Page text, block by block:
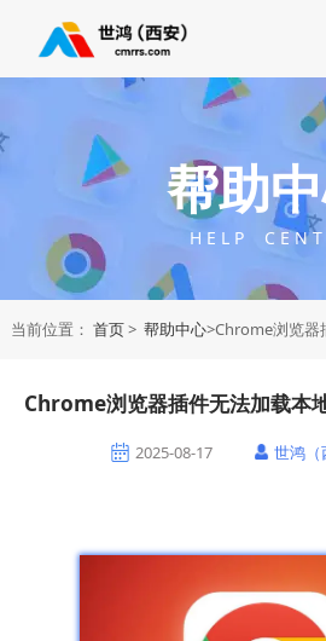
帮助
H E L P C E N T
当前位置： 首页> 帮助中心>Chrome浏览器插
Chrome浏览器插件无法加载本
2025-08-17 世鸿（